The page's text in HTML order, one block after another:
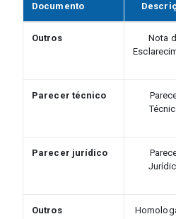
Documento
Outros
Nota
Parecer técnico
Parecer jurídico
Outros